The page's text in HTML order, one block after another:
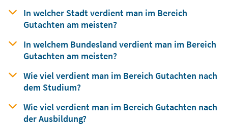
In welcher Stadt verdient man im Bereich
Gutachten am meisten?
In welchem Bundesland verdient man im Bereich
Gutachten am meisten?
Wie viel verdient man im Bereich Gutachten nach
dem Studium?
Wie viel verdient man im Bereich Gutachten nach
der Ausbildung?